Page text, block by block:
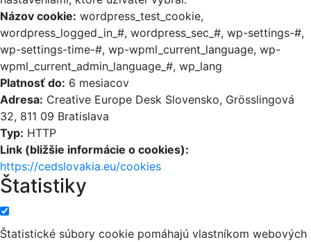
Názov cookie: wordpress_test_cookie,
wordpress_logged_in_#, wordpress_sec_#, wp-settings-#,
wp-settings-time-#, wp-wpml_current_language, wp-
wpml_current_admin_language_#, wp_lang
Platnosť do: 6 mesiacov
Adresa: Creative Europe Desk Slovensko, Grösslingová
32, 811 09 Bratislava
Typ: HTTP
Link (bližšie informácie o cookies):
https://cedslovakia.eu/cookies
Štatistiky
Štatistické súbory cookie pomáhajú vlastníkom webových